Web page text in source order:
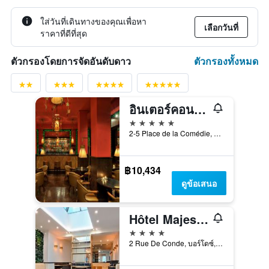
ใส่วันที่เดินทางของคุณเพื่อหา
ราคาที่ดีที่สุด
เลือกวันที่
ตัวกรองโดยการจัดอันดับดาว ตัวกรองทั้งหมด
อินเตอร์คอนติเนนทัล บอร์โด ลอง แกรนด์ โรงแรม, อีเอชจี โรงแรม
5 ดาว
2-5 Place de la Comédie, บอร์โดซ์, ฌีรงด์, ฝรั่งเศส
฿10,434
ดูข้อเสนอ
Hôtel Majestic
4 ดาว
2 Rue De Conde, บอร์โดซ์, ฌีรงด์, ฝรั่งเศส